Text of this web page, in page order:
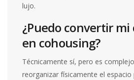
lujo.
¿Puedo convertir mi
en cohousing?
Técnicamente sí, pero es
reorganizar físicamente el espacio